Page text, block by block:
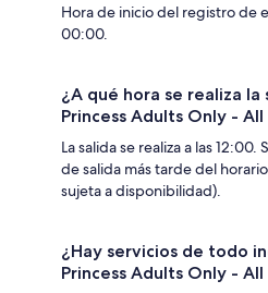
Hora de inicio del registro de
00:00.
¿A qué hora se realiza la
Princess Adults Only - All
La salida se realiza a las
de salida más tarde del
sujeta a disponibilidad).
¿Hay servicios de todo
Princess Adults Only - All